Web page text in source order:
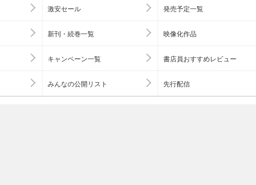
激安セール 発売予定一覧
新刊・続巻一覧 映像化作品
キャンペーン一覧 書店員おすすめレビュー
みんなの公開リスト 先行配信